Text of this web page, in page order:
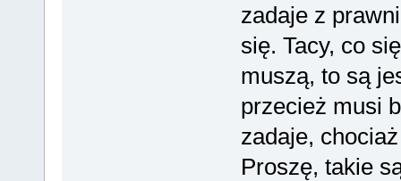
zadaje z
się. Tacy, co
muszą, to są
przecież musi
zadaje,
Proszę, takie